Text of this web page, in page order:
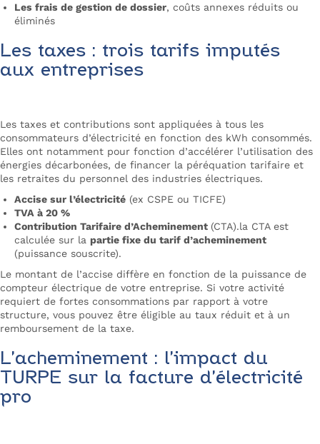
Les frais de gestion de dossier, coûts annexes réduits ou
éliminés
Les taxes : trois tarifs imputés
aux entreprises
Les taxes et contributions sont appliquées à tous les
consommateurs d’électricité en fonction des kWh consommés.
Elles ont notamment pour fonction d’accélérer l’utilisation des
énergies décarbonées, de financer la péréquation tarifaire et
les retraites du personnel des industries électriques.
Accise sur l’électricité (ex CSPE ou TICFE)
TVA à 20 %
Contribution Tarifaire d’Acheminement (CTA).la CTA est
calculée sur la partie fixe du tarif d’acheminement
(puissance souscrite).
Le montant de l’accise diffère en fonction de la puissance de
compteur électrique de votre entreprise. Si votre activité
requiert de fortes consommations par rapport à votre
structure, vous pouvez être éligible au taux réduit et à un
remboursement de la taxe.
L’acheminement : l’impact du
TURPE sur la facture d’électricité
pro